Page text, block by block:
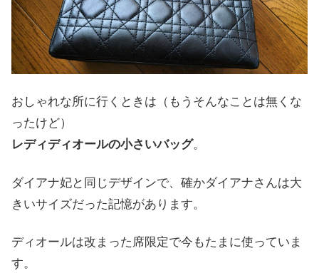
おしゃれな所に行くときは（もうそんなことは無くな
ったけど）
レディディオールの小さいバッグ。
ダイアナ妃と同じデザインで、確かダイアナさんは大
きいサイズだった記憶があります。
ディオールは改まった席限定で今もたまに使っていま
す。